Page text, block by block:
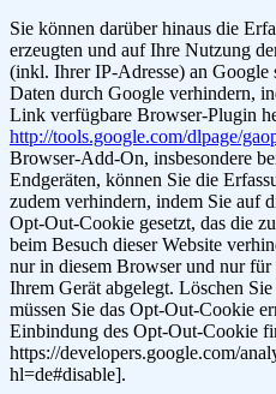
Sie können darüber hinaus die
erzeugten und auf Ihre Nutzung
(inkl. Ihrer IP-Adresse) an Google
Daten durch Google verhindern,
Link verfügbare Browser-Plugin
http://tools.google.com/dlpage/
Browser-Add-On, insbesondere
Endgeräten, können Sie die
zudem verhindern, indem Sie auf
Opt-Out-Cookie gesetzt, das die
beim Besuch dieser Website
nur in diesem Browser und nur
Ihrem Gerät abgelegt. Löschen
müssen Sie das Opt-Out-Cookie
Einbindung des Opt-Out-Cookie
https://developers.google.com/
hl=de#disable].